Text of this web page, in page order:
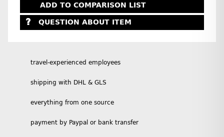
ADD TO COMPARISON LIST
QUESTION ABOUT ITEM
travel-experienced employees
shipping with DHL & GLS
everything from one source
payment by Paypal or bank transfer